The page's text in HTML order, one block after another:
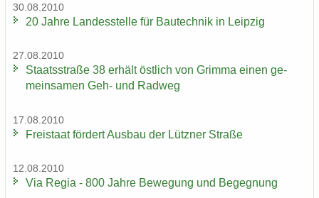
30.08.2010
20 Jahre Lan­des­stel­le für Bau­tech­nik in Leip­zig
27.08.2010
Staats­stra­ße 38 er­hält öst­lich von Grim­ma einen ge­
mein­sa­men Geh- und Rad­weg
17.08.2010
Frei­staat för­dert Aus­bau der Lütz­ner Stra­ße
12.08.2010
Via Regia - 800 Jahre Be­we­gung und Be­geg­nung